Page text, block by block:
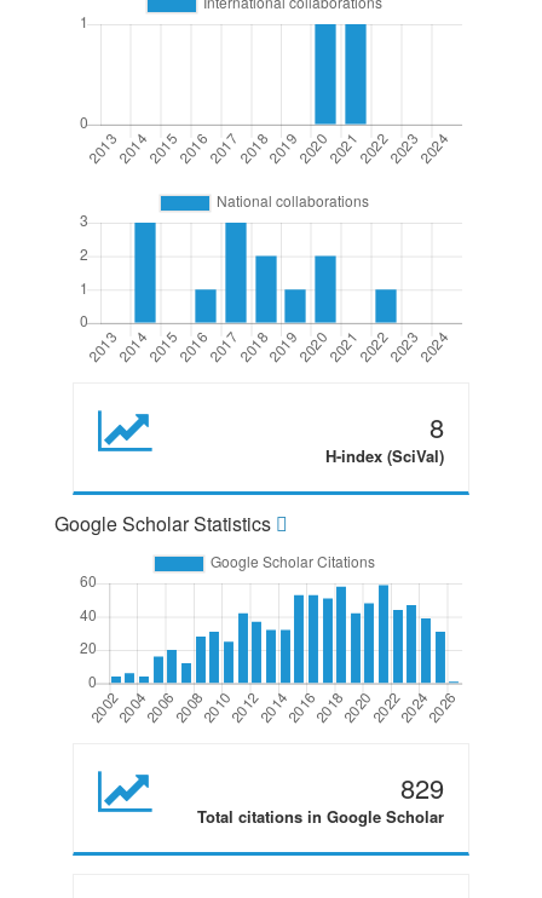
8
H-index (SciVal)
Google Scholar Statistics
829
Total citations in Google Scholar